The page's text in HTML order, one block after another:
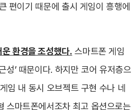
편이기 때문에 출시 게임이 흥행에
환경을 조성했다. 스마트폰 게임
성’ 때문이다. 하지만 코어 유저층으
임 내 동시 오브젝트 구현 수나 네
스마트폰에서조차 최고 옵션으로는